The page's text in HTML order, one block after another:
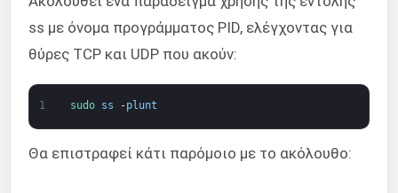
ss με όνομα προγράμματος PID, ελέγχοντας για
θύρες TCP και UDP που ακούν:
1 sudo ss -plunt
Θα επιστραφεί κάτι παρόμοιο με το ακόλουθο: